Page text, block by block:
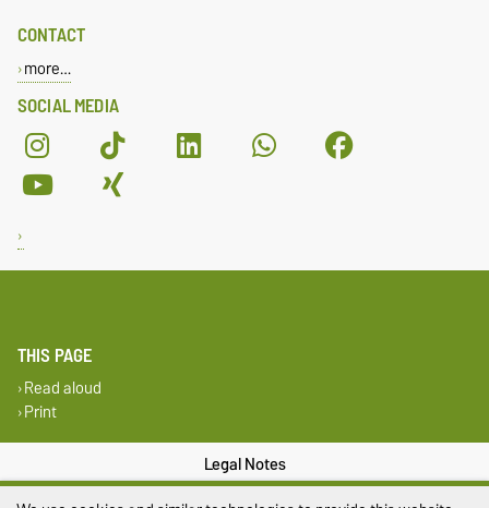
SOCIAL MEDIA
CONTACT
more…
THIS PAGE
Read aloud
Print
Legal Notes